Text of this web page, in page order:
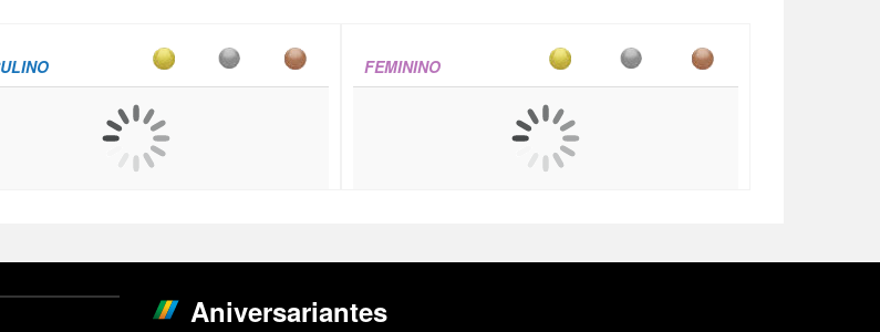
FEMININO
Aniversariantes